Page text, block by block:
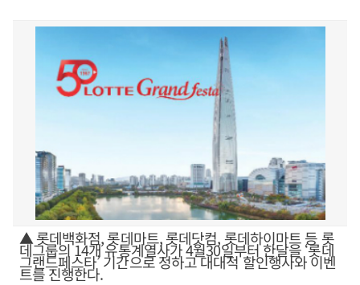
▲ 롯데백화점, 롯데마트, 롯데닷컴, 롯데하이마트 등 롯
데그룹의 14개 유통계열사가 4월30일부터 한달을 ‘롯데
그랜드페스타’ 기간으로 정하고 대대적 할인행사와 이벤
트를 진행한다.